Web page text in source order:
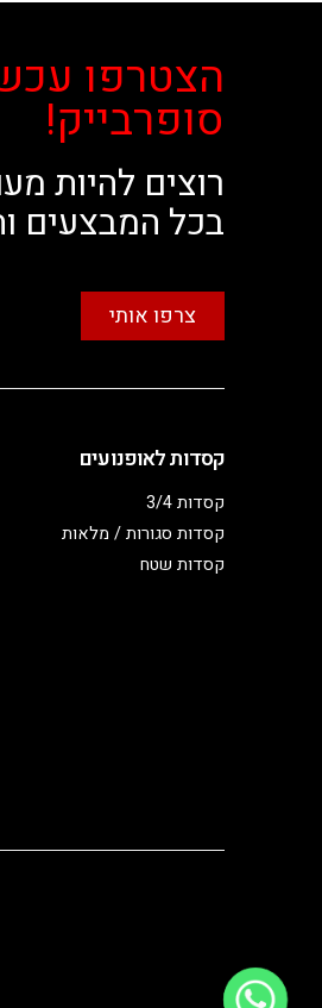
הצטרפו
סופרבייק!
רוצים להיות
בכל המבצעים
צרפו אותי
קסדות לאופנועים
קסדות 3/4
קסדות סגורות / מלאות
קסדות שטח